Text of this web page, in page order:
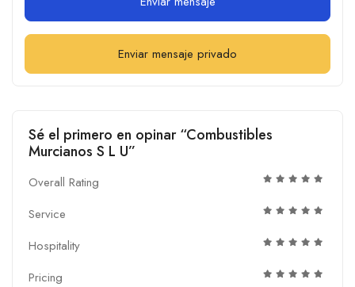
Enviar mensaje privado
Sé el primero en opinar “Combustibles
Murcianos S L U”
Overall Rating
Service
Hospitality
Pricing